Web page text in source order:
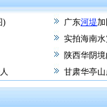
) 广东河堤
实拍海南
陕西华阴
甘肃华亭